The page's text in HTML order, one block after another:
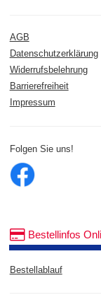
AGB
Datenschutzerklärung
Widerrufsbelehrung
Barrierefreiheit
Impressum
Folgen Sie uns!
Bestellinfos
Bestellablauf